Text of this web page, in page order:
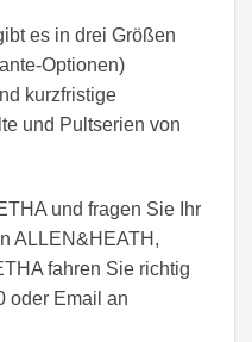
es in drei Größen
Optionen)
kurzfristige
und Pultserien von
und fragen Sie Ihr
ALLEN&HEATH,
fahren Sie richtig
oder Email an